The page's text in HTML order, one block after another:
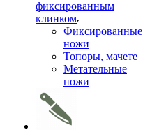
фиксированным
клинком
Фиксированные
ножи
Топоры, мачете
Метательные
ножи